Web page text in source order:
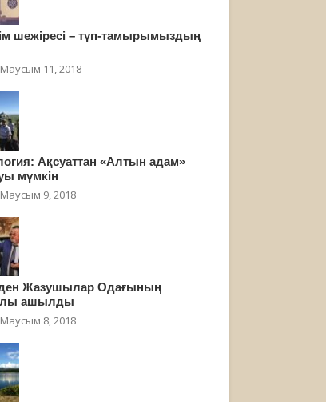
шежіресі – түп-тамырымыздың
Маусым 11, 2018
Ақсуаттан «Алтын адам»
мүмкін
Маусым 9, 2018
Жазушылар Одағының
ашылды
Маусым 8, 2018